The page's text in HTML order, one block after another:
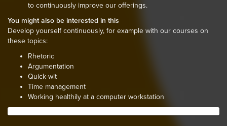
to continuously improve our offerings.
You might also be interested in this
Develop yourself continuously, for example with our courses on
these topics:
Rhetoric
Argumentation
Quick-wit
Time management
Working healthily at a computer workstation